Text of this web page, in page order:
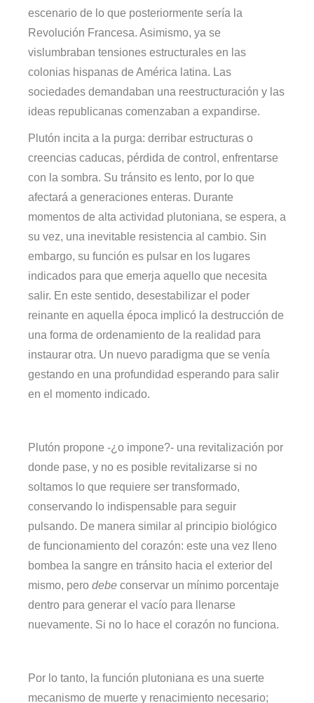
escenario de lo que posteriormente sería la
Revolución Francesa. Asimismo, ya se
vislumbraban tensiones estructurales en las
colonias hispanas de América latina. Las
sociedades demandaban una reestructuración y las
ideas republicanas comenzaban a expandirse.
Plutón incita a la purga: derribar estructuras o
creencias caducas, pérdida de control, enfrentarse
con la sombra. Su tránsito es lento, por lo que
afectará a generaciones enteras. Durante
momentos de alta actividad plutoniana, se espera, a
su vez, una inevitable resistencia al cambio. Sin
embargo, su función es pulsar en los lugares
indicados para que emerja aquello que necesita
salir. En este sentido, desestabilizar el poder
reinante en aquella época implicó la destrucción de
una forma de ordenamiento de la realidad para
instaurar otra. Un nuevo paradigma que se venía
gestando en una profundidad esperando para salir
en el momento indicado.
Plutón propone -¿o impone?- una revitalización por
donde pase, y no es posible revitalizarse si no
soltamos lo que requiere ser transformado,
conservando lo indispensable para seguir
pulsando. De manera similar al principio biológico
de funcionamiento del corazón: este una vez lleno
bombea la sangre en tránsito hacia el exterior del
mismo, pero debe conservar un mínimo porcentaje
dentro para generar el vacío para llenarse
nuevamente. Si no lo hace el corazón no funciona.
Por lo tanto, la función plutoniana es una suerte
mecanismo de muerte y renacimiento necesario;